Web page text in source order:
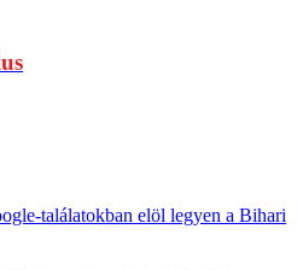
találatokban elöl legyen a Bihari